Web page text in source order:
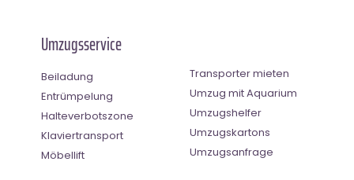
Umzugsservice
Beiladung
Entrümpelung
Halteverbotszone
Klaviertransport
Möbellift
Transporter mieten
Umzug mit Aquarium
Umzugshelfer
Umzugskartons
Umzugsanfrage